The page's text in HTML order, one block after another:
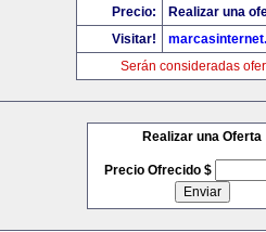
Precio:
Realizar una
Visitar!
Serán consideradas
Realizar una Oferta
Precio Ofrecido $